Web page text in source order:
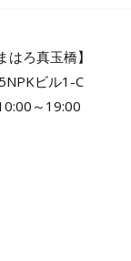
はろ真玉橋】
ビル1-C
～19:00